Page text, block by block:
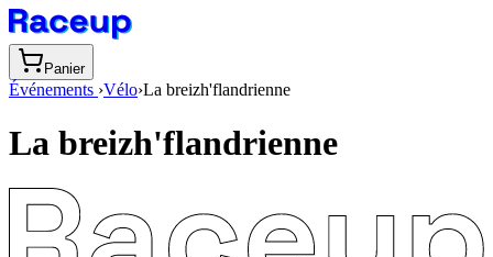
Panier
Événements ›Vélo›La breizh'flandrienne
La breizh'flandrienne